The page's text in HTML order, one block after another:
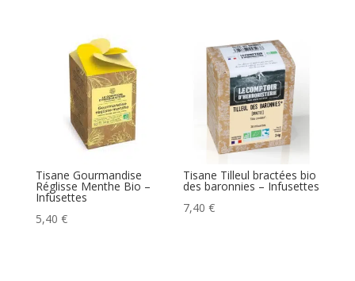
Tisane Gourmandise
Réglisse Menthe Bio –
Infusettes
5,40 €
Tisane Tilleul bractées bio
des baronnies – Infusettes
7,40€